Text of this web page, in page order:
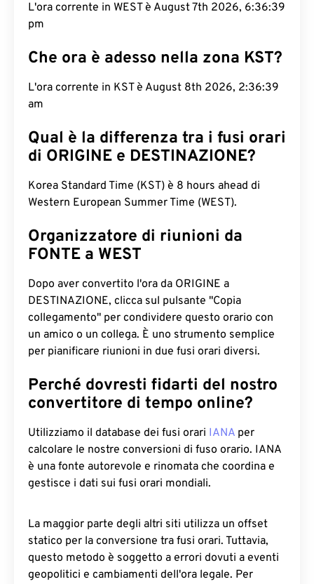
L'ora corrente in WEST è August 7th 2026, 6:36:40
pm
Che ora è adesso nella zona KST?
L'ora corrente in KST è August 8th 2026, 2:36:40
am
Qual è la differenza tra i fusi orari
di ORIGINE e DESTINAZIONE?
Korea Standard Time (KST) è 8 hours ahead di
Western European Summer Time (WEST).
Organizzatore di riunioni da
FONTE a WEST
Dopo aver convertito l'ora da ORIGINE a
DESTINAZIONE, clicca sul pulsante "Copia
collegamento" per condividere questo orario con
un amico o un collega. È uno strumento semplice
per pianificare riunioni in due fusi orari diversi.
Perché dovresti fidarti del nostro
convertitore di tempo online?
Utilizziamo il database dei fusi orari IANA per
calcolare le nostre conversioni di fuso orario. IANA
è una fonte autorevole e rinomata che coordina e
gestisce i dati sui fusi orari mondiali.
La maggior parte degli altri siti utilizza un offset
statico per la conversione tra fusi orari. Tuttavia,
questo metodo è soggetto a errori dovuti a eventi
geopolitici e cambiamenti dell'ora legale. Per